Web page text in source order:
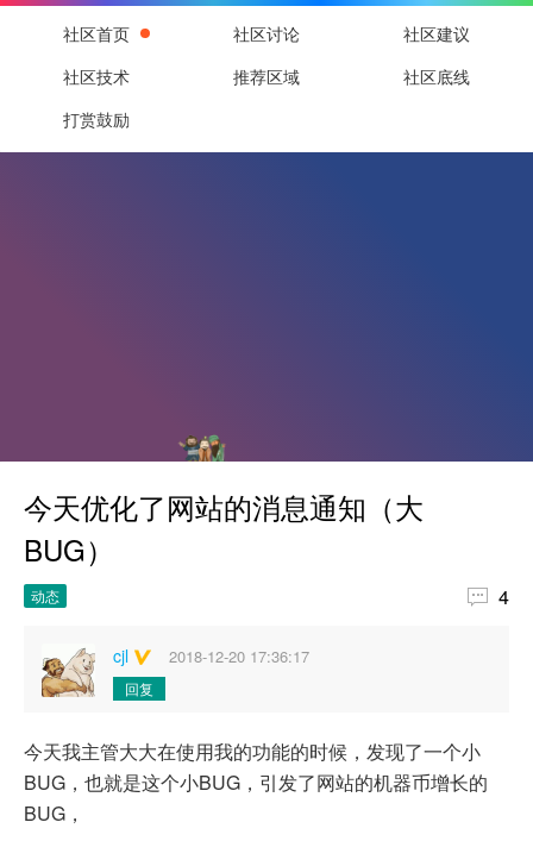
社区首页 社区讨论
社区建议
社区技术
推荐区域
社区底线
打赏鼓励
今天优化了网站的消息通知（大
BUG）
动态  4
cjl 2018-12-20 17:36:17
回复
今天我主管大大在使用我的功能的时候，发现了一个小
BUG，也就是这个小BUG，引发了网站的机器币增长的
BUG，